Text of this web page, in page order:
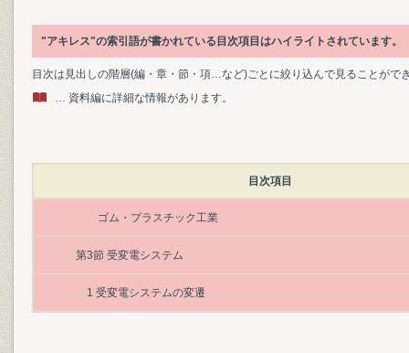
"アキレス"の索引語が書かれている目次項目はハイライトされています。
目次は見出しの階層(編・章・節・項…など)ごとに絞り込んで見ることがで
… 資料編に詳細な情報があります。
目次項目
ゴム・プラスチック工業
第3節 受変電システム
1 受変電システムの変遷